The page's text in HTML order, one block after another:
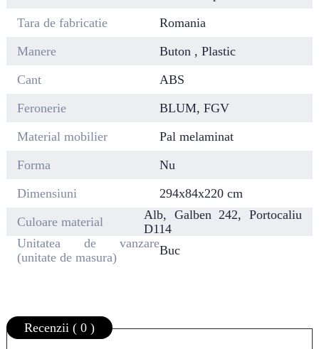
Tara de fabricatie
Romania
Manere
Buton , Plastic
Cant
ABS
Feronerie
BLUM, FGV
Material mobilier
Pal melaminat
Forma
Nu
Dimensiuni
294x84x220 cm
Culoare material
Alb, Galben 242, Portocaliu
D114
Unitatea de vanzare
(unitate de masura)
Buc
Recenzii ( 0 )